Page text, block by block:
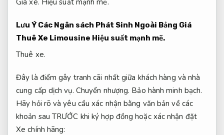
Giá xe. Hiệu suất mạnh mẽ.
Lưu Ý Các Ngân sách Phát Sinh Ngoài Bảng Giá
Thuê Xe Limousine Hiệu suất mạnh mẽ.
Thuê xe.
Đây là điểm gây tranh cãi nhất giữa khách hàng và nhà
cung cấp dịch vụ. Chuyển nhượng. Bảo hành minh bạch.
Hãy hỏi rõ và yêu cầu xác nhận bằng văn bản về các
khoản sau TRƯỚC khi ký hợp đồng hoặc xác nhận đặt
Xe chính hãng: